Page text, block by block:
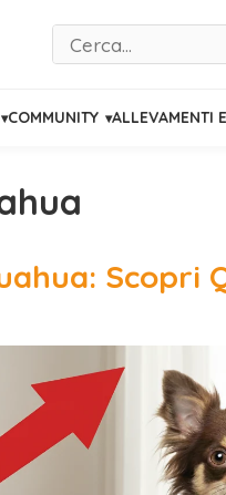
COMMUNITY ALLEVAMENTI
Scopri